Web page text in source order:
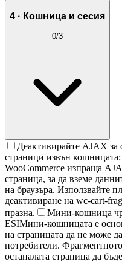
4 · Кошница и сесия
0/3
Деактивирайте AJAX
страници извън
WooCommerce изпраща
страница, за да вземе
на браузъра. Използвайте
деактивиране на wc-cart-
празна.
Мини-кошница
ESIМини-кошницата е
на страницата да не може
потребители.
останалата страница да